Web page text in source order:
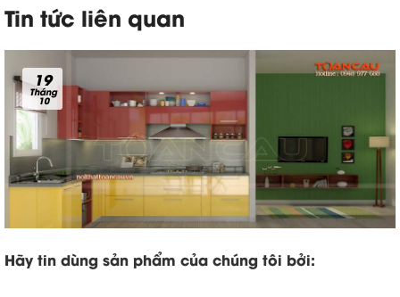
Tin tức liên quan
19
Tháng
10
Hãy tin dùng sản phẩm của chúng tôi bởi: